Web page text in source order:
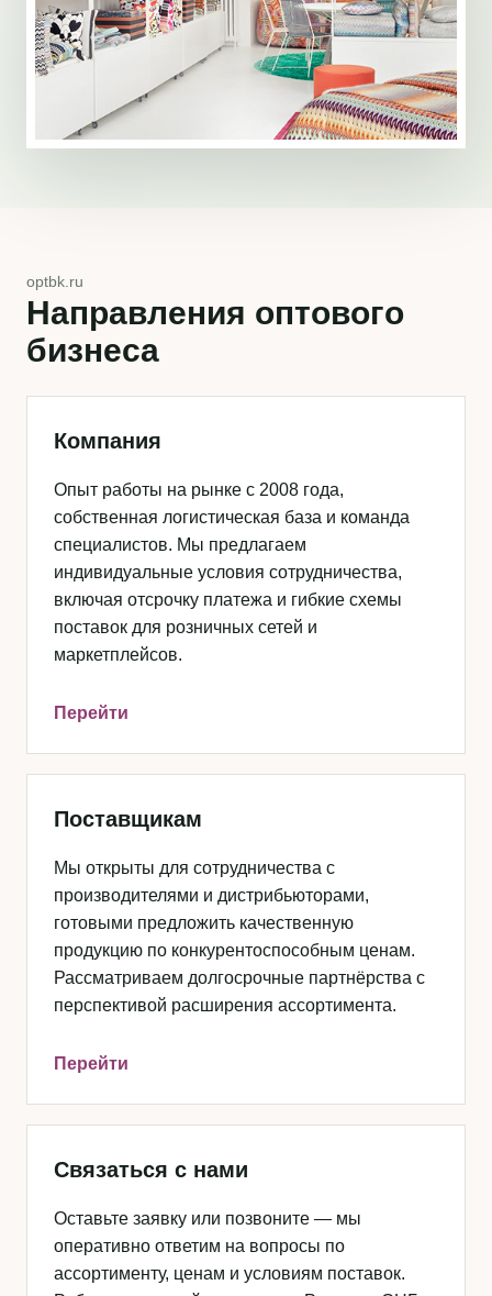
optbk.ru
Направления оптового
бизнеса
Компания
Опыт работы на рынке с 2008 года,
собственная логистическая база и команда
специалистов. Мы предлагаем
индивидуальные условия сотрудничества,
включая отсрочку платежа и гибкие схемы
поставок для розничных сетей и
маркетплейсов.
Перейти
Поставщикам
Мы открыты для сотрудничества с
производителями и дистрибьюторами,
готовыми предложить качественную
продукцию по конкурентоспособным ценам.
Рассматриваем долгосрочные партнёрства с
перспективой расширения ассортимента.
Перейти
Связаться с нами
Оставьте заявку или позвоните — мы
оперативно ответим на вопросы по
ассортименту, ценам и условиям поставок.